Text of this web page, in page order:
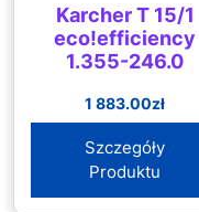
Karcher T 15/1
eco!efficiency
1.355-246.0
1 883.00zł
Szczegóły
Produktu